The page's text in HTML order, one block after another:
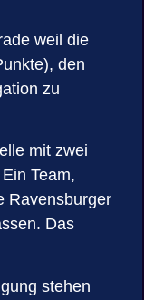
weil die
den
zu
mit zwei
Team,
Ravensburger
Das
stehen